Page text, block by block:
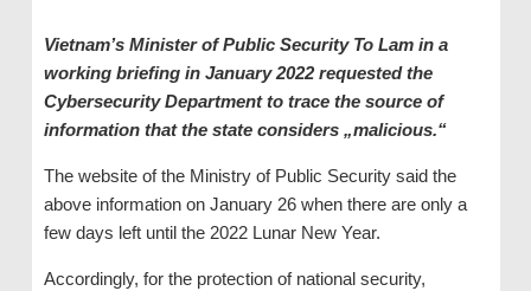
Vietnam’s Minister of Public Security To Lam in a
working briefing in January 2022 requested the
Cybersecurity Department to trace the source of
information that the state considers „malicious.“
The website of the Ministry of Public Security said the
above information on January 26 when there are only a
few days left until the 2022 Lunar New Year.
Accordingly, for the protection of national security,